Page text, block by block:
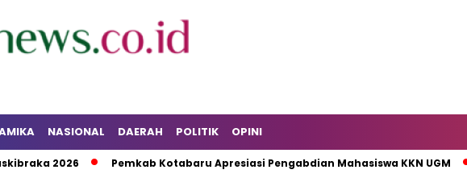
NASIONAL DAERAH POLITIK OPINI
2026 Pemkab Kotabaru Apresiasi Pengabdian Mahasiswa KKN UGM